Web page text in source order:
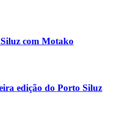
com Motako
edição do Porto Siluz